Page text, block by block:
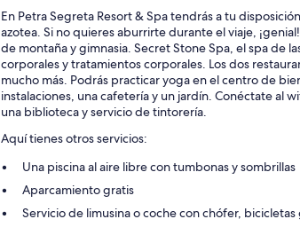
En Petra Segreta Resort & Spa tendrás a tu
azotea. Si no quieres aburrirte durante el viaje,
de montaña y gimnasia. Secret Stone Spa, el spa de
corporales y tratamientos corporales. Los dos
mucho más. Podrás practicar yoga en el centro de
instalaciones, una cafetería y un jardín. Conéctate al
una biblioteca y servicio de tintorería.
Aquí tienes otros servicios:
Una piscina al aire libre con tumbonas y sombrillas
Aparcamiento gratis
Servicio de limusina o coche con chófer,